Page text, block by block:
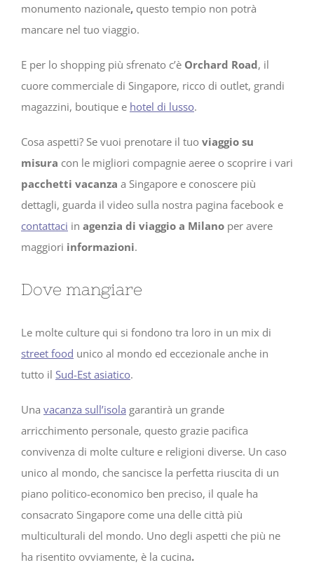
monumento nazionale, questo tempio non potrà
mancare nel tuo viaggio.
E per lo shopping più sfrenato c’è Orchard Road, il
cuore commerciale di Singapore, ricco di outlet, grandi
magazzini, boutique e hotel di lusso.
Cosa aspetti? Se vuoi prenotare il tuo viaggio su
misura con le migliori compagnie aeree o scoprire i vari
pacchetti vacanza a Singapore e conoscere più
dettagli, guarda il video sulla nostra pagina facebook e
contattaci in agenzia di viaggio a Milano per avere
maggiori informazioni.
Dove mangiare
Le molte culture qui si fondono tra loro in un mix di
street food unico al mondo ed eccezionale anche in
tutto il Sud-Est asiatico.
Una vacanza sull’isola garantirà un grande
arricchimento personale, questo grazie pacifica
convivenza di molte culture e religioni diverse. Un caso
unico al mondo, che sancisce la perfetta riuscita di un
piano politico-economico ben preciso, il quale ha
consacrato Singapore come una delle città più
multiculturali del mondo. Uno degli aspetti che più ne
ha risentito ovviamente, è la cucina.